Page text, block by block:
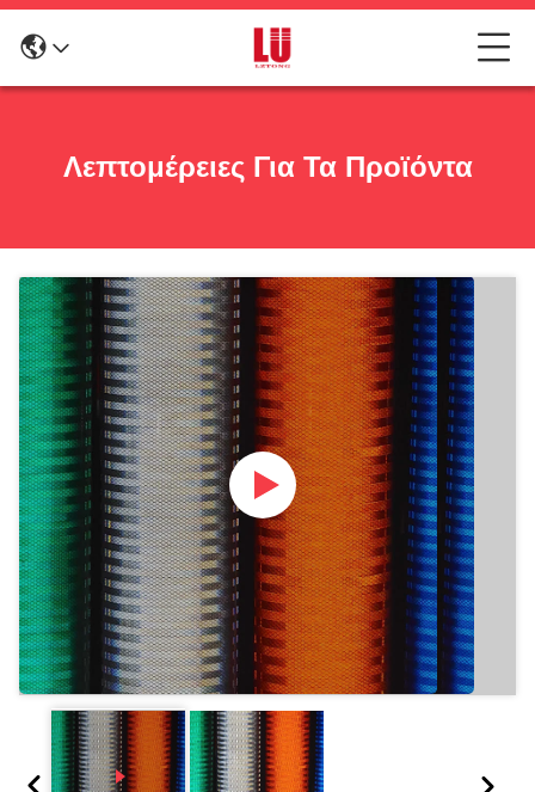
Λεπτομέρειες Για Τα Προϊόντα